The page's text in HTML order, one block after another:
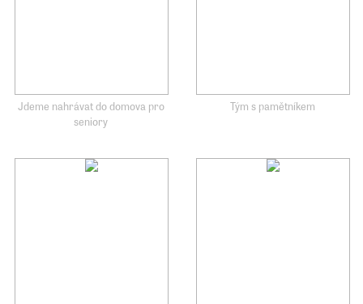
Jdeme nahrávat do domova pro
seniory
Tým s pamětníkem